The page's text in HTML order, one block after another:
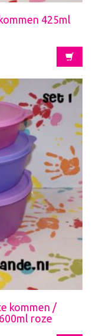
425ml
kommen /
roze